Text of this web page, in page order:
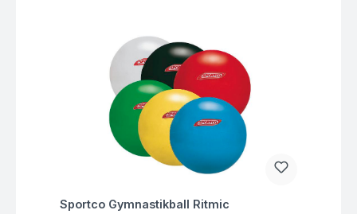
Fragen zum Artikel
Sportco Gymnastikball Ritmic